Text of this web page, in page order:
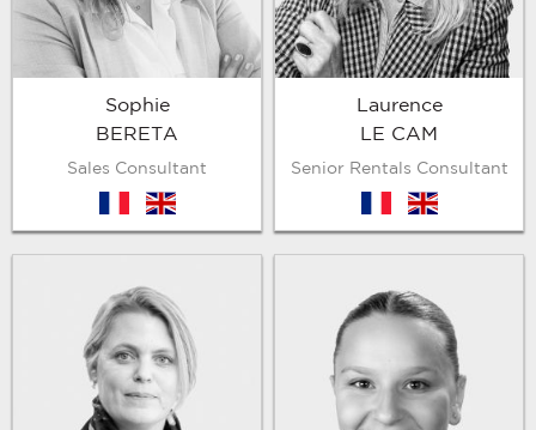
Sophie
BERETA
Sales Consultant
en
Laurence
LE CAM
Senior Rentals Consultant
en